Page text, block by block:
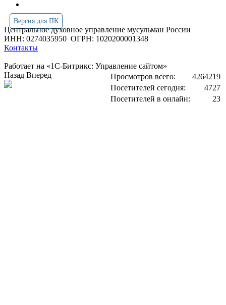
Версия для ПК
Центральное духовное управление мусульман России
ИНН: 0274035950 ОГРН: 1020200001348
Контакты
Работает на «1С-Битрикс: Управление сайтом»
Просмотров всего:
4264219
Посетителей сегодня:
4727
Посетителей в онлайн:
23
Назад Вперед